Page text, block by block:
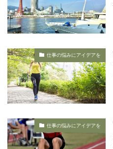
仕事の悩みにアイデアを
仕事の悩みにアイデアを